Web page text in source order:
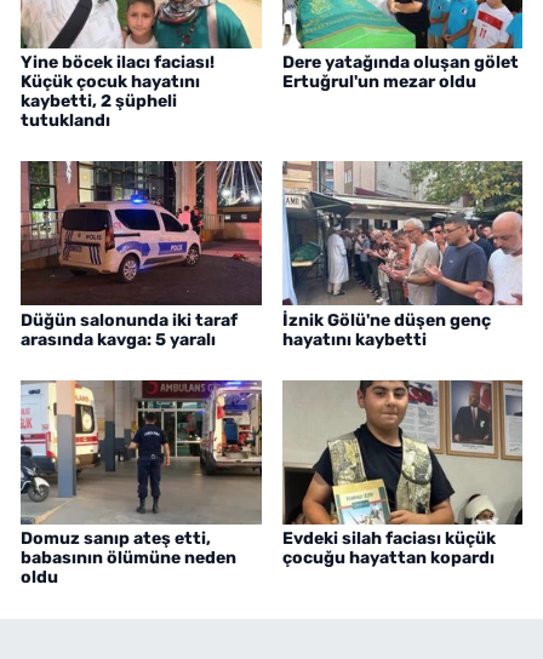
Yine böcek ilacı faciası!
Küçük çocuk hayatını
kaybetti, 2 şüpheli
tutuklandı
Dere yatağında oluşan gölet
Ertuğrul'un mezar oldu
Düğün salonunda iki taraf
arasında kavga: 5 yaralı
İznik Gölü'ne düşen genç
hayatını kaybetti
Domuz sanıp ateş etti,
babasının ölümüne neden
oldu
Evdeki silah faciası küçük
çocuğu hayattan kopardı